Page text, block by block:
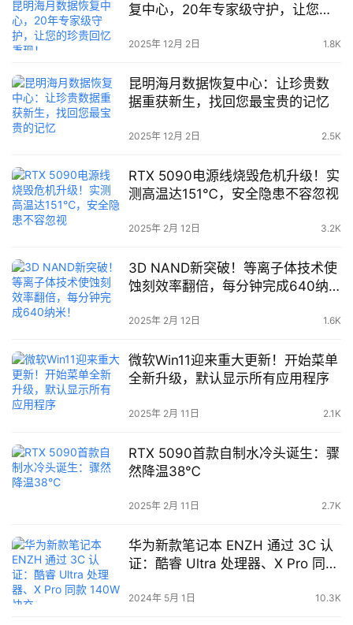
复中心，20年专家级守护，让您的
2025年 12月 2日 1.8K
昆明海月数据恢复中心：让珍贵数
据重获新生，找回您最宝贵的记忆
2025年 12月 2日 2.5K
RTX 5090电源线烧毁危机升级！实
测高温达151℃，安全隐患不容忽视
2025年 2月 12日 3.2K
3D NAND新突破！等离子体技术使
蚀刻效率翻倍，每分钟完成640纳
2025年 2月 12日 1.6K
微软Win11迎来重大更新！开始菜单
全新升级，默认显示所有应用程序
2025年 2月 11日 2.1K
RTX 5090首款自制水冷头诞生：骤
然降温38℃
2025年 2月 11日 2.7K
华为新款笔记本 ENZH 通过 3C 认
证：酷睿 Ultra 处理器、X Pro 同款
2024年 5月 1日 10.3K